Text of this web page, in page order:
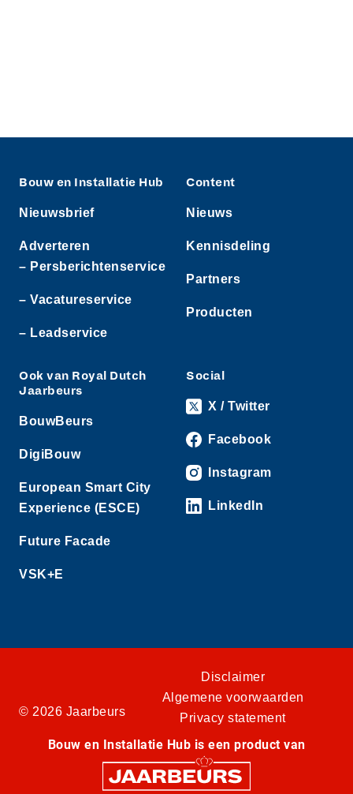
Bouw en Installatie Hub
Nieuwsbrief
Adverteren
– Persberichtenservice
– Vacatureservice
– Leadservice
Content
Nieuws
Kennisdeling
Partners
Producten
Ook van Royal Dutch
Jaarbeurs
BouwBeurs
DigiBouw
European Smart City
Experience (ESCE)
Future Facade
VSK+E
Social
X / Twitter
Facebook
Instagram
LinkedIn
© 2026 Jaarbeurs
Disclaimer
Algemene voorwaarden
Privacy statement
Bouw en Installatie Hub is een product van